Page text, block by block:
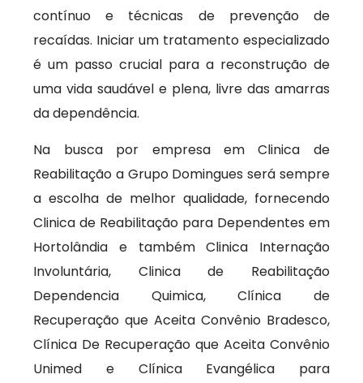
contínuo e técnicas de prevenção de
recaídas. Iniciar um tratamento especializado
é um passo crucial para a reconstrução de
uma vida saudável e plena, livre das amarras
da dependência.
Na busca por empresa em Clinica de
Reabilitação a Grupo Domingues será sempre
a escolha de melhor qualidade, fornecendo
Clinica de Reabilitação para Dependentes em
Hortolândia e também Clinica Internação
Involuntária, Clinica de Reabilitação
Dependencia Quimica, Clínica de
Recuperação que Aceita Convênio Bradesco,
Clínica De Recuperação que Aceita Convênio
Unimed e Clínica Evangélica para